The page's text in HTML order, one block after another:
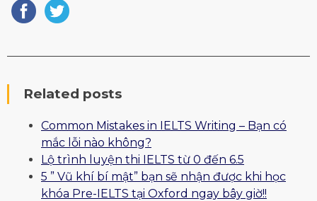
Related posts
Common Mistakes in IELTS Writing – Bạn có
mắc lỗi nào không?
Lộ trình luyện thi IELTS từ 0 đến 6.5
5 ” Vũ khí bí mật” bạn sẽ nhận được khi học
khóa Pre-IELTS tại Oxford ngay bây giờ!!